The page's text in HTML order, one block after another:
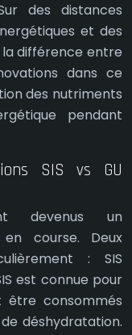
des distances
et des
différence entre
dans ce
des nutriments
pendant
SIS vs GU
devenus un
course. Deux
: SIS
est connue pour
être consommés
déshydratation.